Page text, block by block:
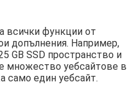
всички функции от
допълнения. Например,
GB SSD пространство и
множество уебсайтове в
само един уебсайт.